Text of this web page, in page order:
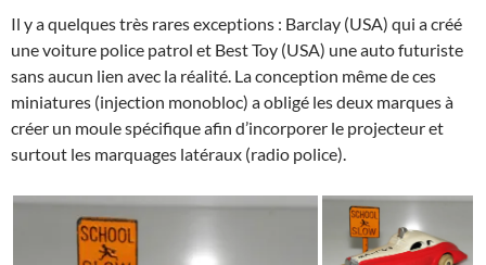
Il y a quelques très rares exceptions : Barclay (USA) qui a créé
une voiture police patrol et Best Toy (USA) une auto futuriste
sans aucun lien avec la réalité. La conception même de ces
miniatures (injection monobloc) a obligé les deux marques à
créer un moule spécifique afin d’incorporer le projecteur et
surtout les marquages latéraux (radio police).